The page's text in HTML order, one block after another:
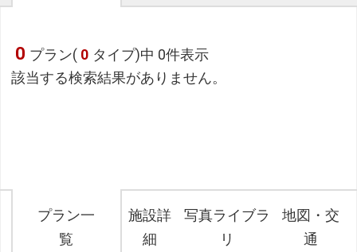
0 プラン( 0 タイプ)中 0件表示
該当する検索結果がありません。
プラン一
覧
施設詳
細
写真ライブラ
リ
地図・交
通
フリーセレクションをご利用いただけない商品